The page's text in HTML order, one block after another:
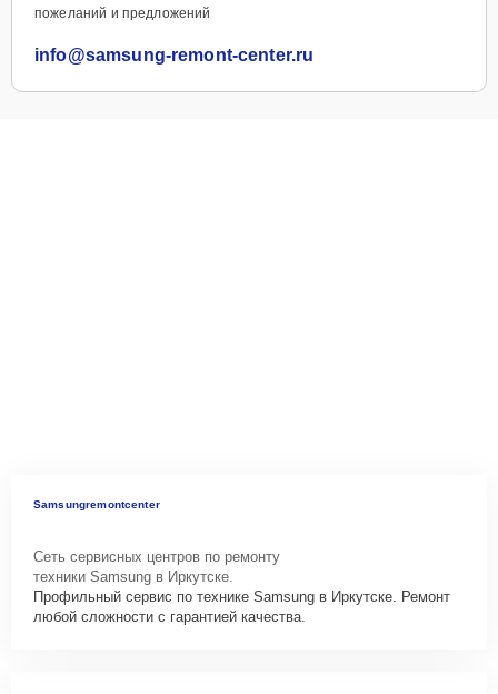
пожеланий и предложений
info@samsung-remont-center.ru
Samsungremontcenter
Сеть сервисных центров по ремонту
техники Samsung в Иркутске.
Профильный сервис по технике Samsung в Иркутске. Ремонт
любой сложности с гарантией качества.